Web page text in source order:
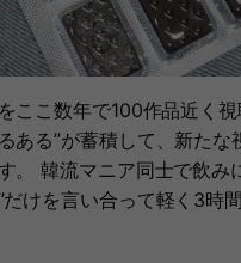
ここ数年で100作品近く
ある”が蓄積して、新たな
。 韓流マニア同士で飲み
だけを言い合って軽く3時